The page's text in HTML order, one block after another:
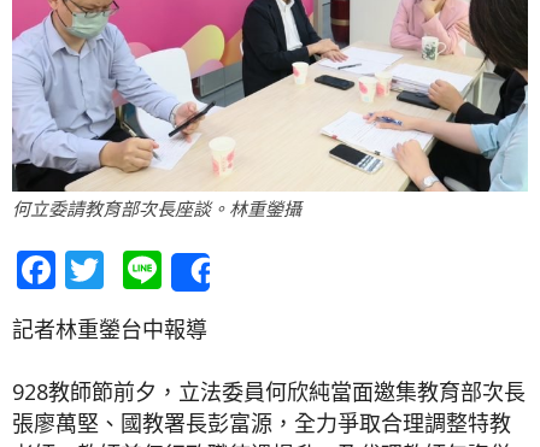
何立委請教育部次長座談。林重鎣攝
Facebook
Twitter
Line
記者林重鎣台中報導
928教師節前夕，立法委員何欣純當面邀集教育部次長
張廖萬堅、國教署長彭富源，全力爭取合理調整特教